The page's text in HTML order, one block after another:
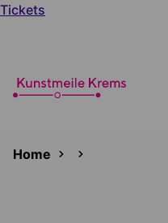
Tickets
Home